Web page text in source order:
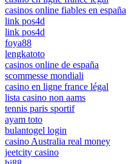
casinos online fiables en españa
link pos4d
link pos4d
foya88
lengkatoto
casinos online de españa
scommesse mondiali
casino en ligne france légal
lista casino non aams
tennis paris sportif
ayam toto
bulantogel login
casino Australia real money
jeetcity casino